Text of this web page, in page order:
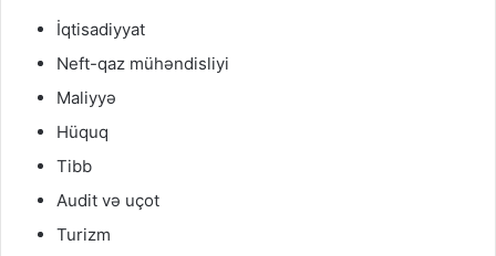
İqtisadiyyat
Neft-qaz mühəndisliyi
Maliyyə
Hüquq
Tibb
Audit və uçot
Turizm